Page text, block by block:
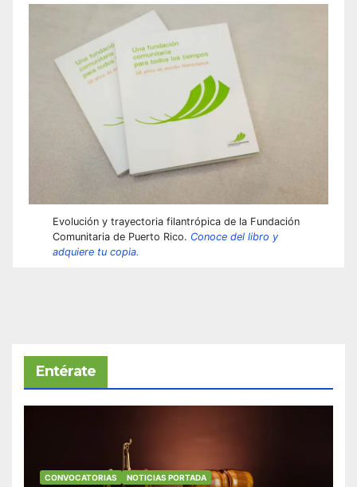
Evolución y trayectoria filantrópica de la Fundación
Comunitaria de Puerto Rico. Conoce del libro y
adquiere tu copia.
Entérate
CONVOCATORIAS NOTICIAS PORTADA